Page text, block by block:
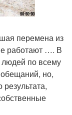
перемена из
работают …. В
людей по всему
но,